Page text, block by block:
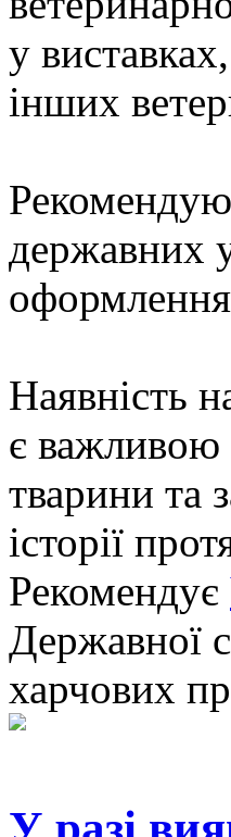
у
інших
державних
оформлення
Наявність
є важливою
тварини та
історії
Рекомендує
Державної
харчових